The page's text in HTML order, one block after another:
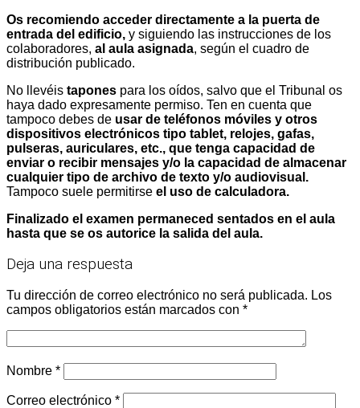
Os recomiendo acceder directamente a la puerta de
entrada del edificio, y siguiendo las instrucciones de los
colaboradores, al aula asignada, según el cuadro de
distribución publicado.
No llevéis tapones para los oídos, salvo que el Tribunal os
haya dado expresamente permiso. Ten en cuenta que
tampoco debes de usar de teléfonos móviles y otros
dispositivos electrónicos tipo tablet, relojes, gafas,
pulseras, auriculares, etc., que tenga capacidad de
enviar o recibir mensajes y/o la capacidad de almacenar
cualquier tipo de archivo de texto y/o audiovisual.
Tampoco suele permitirse el uso de calculadora.
Finalizado el examen permaneced sentados en el aula
hasta que se os autorice la salida del aula.
Deja una respuesta
Tu dirección de correo electrónico no será publicada. Los
campos obligatorios están marcados con *
Nombre *
Correo electrónico *